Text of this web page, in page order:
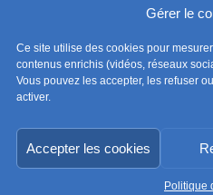
Gérer le
Ce site utilise des cookies pour
contenus enrichis (vidéos, réseaux
Vous pouvez les accepter, les refuser
activer.
Accepter les cookies
Politique
Suivre @Eglisecatho